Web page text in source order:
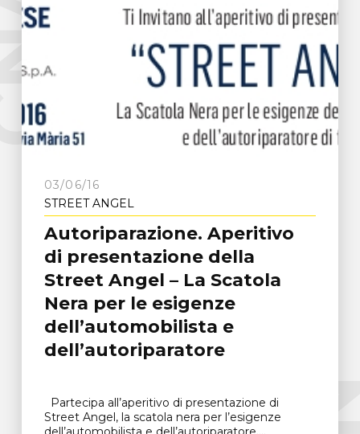
03/06/16
STREET ANGEL
Autoriparazione. Aperitivo
di presentazione della
Street Angel – La Scatola
Nera per le esigenze
dell’automobilista e
dell’autoriparatore
Partecipa all’aperitivo di presentazione di
Street Angel, la scatola nera per l’esigenze